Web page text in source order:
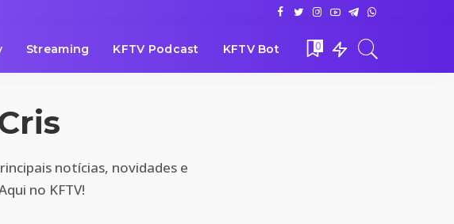
Streaming KFTV Podcast KFTV Bot 0
notícias, novidades e
no KFTV!